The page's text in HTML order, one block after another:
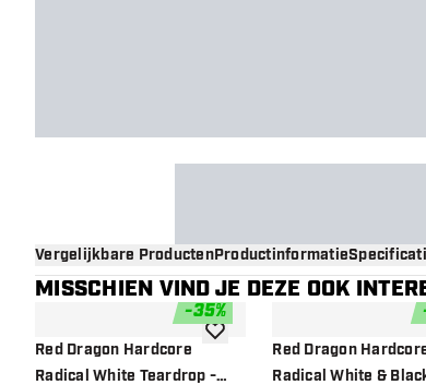
Vergelijkbare ProductenProductinformatie
MISSCHIEN VIND JE DEZE OOK
-35%
Red Dragon Hardcore
Radical White Teardrop -
toevoegen aan verlanglijst
Red Dragon
Radical White &